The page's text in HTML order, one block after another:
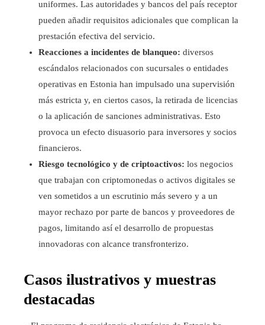
uniformes. Las autoridades y bancos del país receptor
pueden añadir requisitos adicionales que complican la
prestación efectiva del servicio.
Reacciones a incidentes de blanqueo: diversos
escándalos relacionados con sucursales o entidades
operativas en Estonia han impulsado una supervisión
más estricta y, en ciertos casos, la retirada de licencias
o la aplicación de sanciones administrativas. Esto
provoca un efecto disuasorio para inversores y socios
financieros.
Riesgo tecnológico y de criptoactivos: los negocios
que trabajan con criptomonedas o activos digitales se
ven sometidos a un escrutinio más severo y a un
mayor rechazo por parte de bancos y proveedores de
pagos, limitando así el desarrollo de propuestas
innovadoras con alcance transfronterizo.
Casos ilustrativos y muestras
destacadas